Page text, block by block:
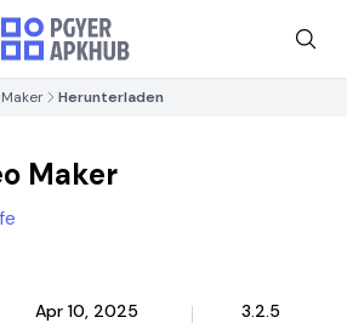
Herunterladen
Maker
Apr 10, 2025 3.2.5